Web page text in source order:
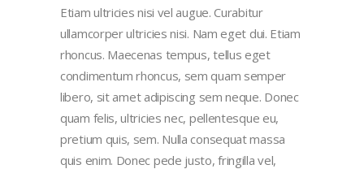
Etiam ultricies nisi vel augue. Curabitur
ullamcorper ultricies nisi. Nam eget dui. Etiam
rhoncus. Maecenas tempus, tellus eget
condimentum rhoncus, sem quam semper
libero, sit amet adipiscing sem neque. Donec
quam felis, ultricies nec, pellentesque eu,
pretium quis, sem. Nulla consequat massa
quis enim. Donec pede justo, fringilla vel,